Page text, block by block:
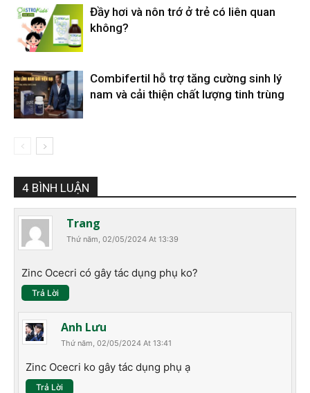
Đầy hơi và nôn trớ ở trẻ có liên quan
không?
Combifertil hỗ trợ tăng cường sinh lý
nam và cải thiện chất lượng tinh trùng
4 BÌNH LUẬN
Trang
Thứ năm, 02/05/2024 At 13:39
Zinc Ocecri có gây tác dụng phụ ko?
Trả Lời
Anh Lưu
Thứ năm, 02/05/2024 At 13:41
Zinc Ocecri ko gây tác dụng phụ ạ
Trả Lời